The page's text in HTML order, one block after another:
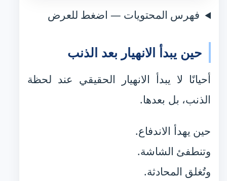
فهرس المحتويات — اضغط للعرض
حين يبدأ الانهيار بعد الذنب
أحيانًا لا يبدأ الانهيار الحقيقي عند لحظة
الذنب، بل بعدها.
حين يهدأ الاندفاع.
وتنطفئ الشاشة.
وتُغلق المحادثة.